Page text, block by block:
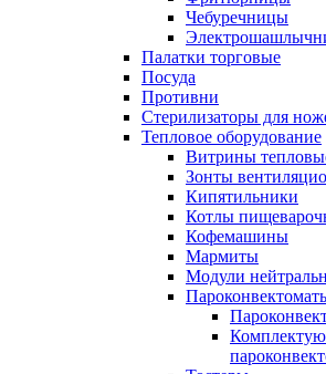
Чебуречницы
Палатки торговые
Посуда
Противни
Стерилизаторы для
Тепловое оборудование
Витрины
Зонты
Кипятильники
Котлы
Кофемашины
Мармиты
Модули